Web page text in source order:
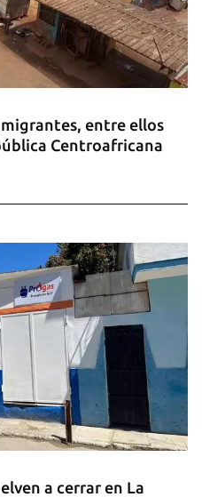
migrantes, entre ellos
Centroafricana
logístico del Amazon
a cerrar en La